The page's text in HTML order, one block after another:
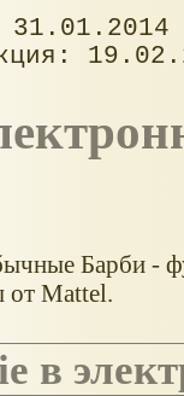
31.01.2014
Барби -
от Mattel.
в